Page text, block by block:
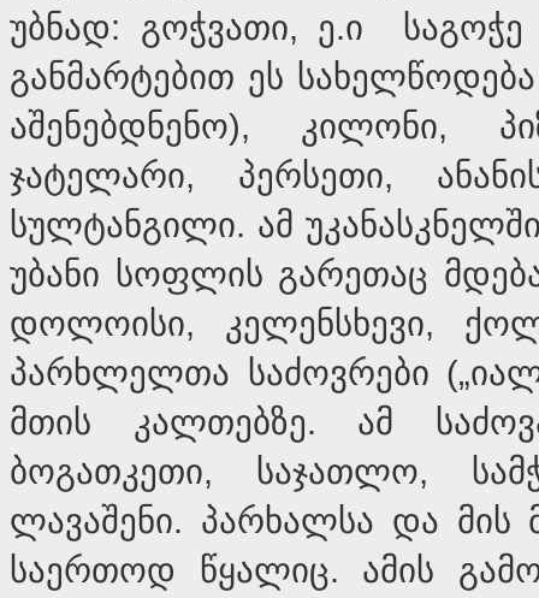
უბნად: გოჭვათი, ე.ი საგოჭე
განმარტებით ეს
აშენებდნენო), კილონი,
ჯატელარი, პერსეთი,
სულტანგილი. ამ
უბანი სოფლის გარეთაც
დოლოისი, კელენსხევი,
პარხლელთა საძოვრები
მთის კალთებზე. ამ
ბოგათკეთი, საჯათლო,
ლავაშენი. პარხალსა და მის
საერთოდ წყალიც. ამის